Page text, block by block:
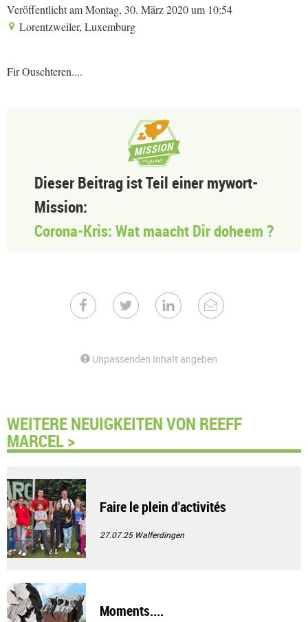
Veröffentlicht am Montag, 30. März 2020 um 10:54
Lorentzweiler, Luxemburg
Fir Ouschteren....
Dieser Beitrag ist Teil einer mywort-
Mission:
Corona-Kris: Wat maacht Dir doheem ?
Unpassenden Inhalt angeben
WEITERE NEUIGKEITEN VON REEFF
MARCEL >
Faire le plein d'activités
27.07.25 Walferdingen
Moments....